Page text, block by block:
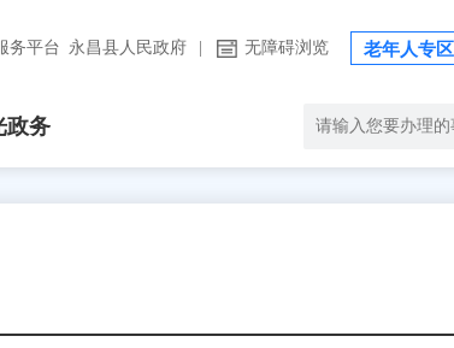
务平台 永昌县人民政府 无障碍浏览 老年人专区
政务